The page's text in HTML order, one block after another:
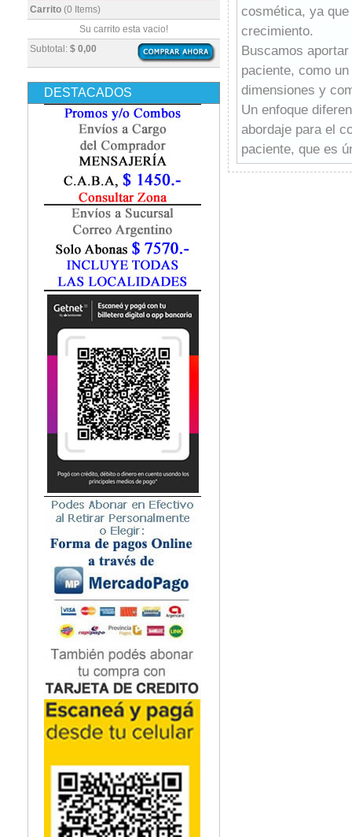
Diagnóstico por Imagen / Radiología
Embriología
Enfermería
Epidemiología
Farmacia / Farmacología
Fisiatría / Kinesiología
Fisiología / Fisiopatología
Fonoaudiología
Gastroenterología
Geriatría
Ginecología / Obstetricia
Hematología
Histología
Homeopatía
Infectología
Inmunología
Instrumentación Quirurgica
Medicina del Deporte / Rehabilitación
Medicina Emergencias / Urgencias
Medicina Forense / Legal
Medicina General
Medicina Interna
Microbiología
Nefrología
Neonatología / Pediatría
Neumología
Neuroanatomía / Neurociencia
Neurocirugía
Neurología
Nutrición
Odontología
Oftalmología
Oncología / Cuidados Paliativos
Ortopedía / Traumatología
Osteopatía
Otorrinolaringología
Podología
Psicología
Psiquiatría
Química
Carrito (0 Items)
Subtotal: $ 0,00
Su carrito esta vacio!
DESTACADOS
cosmética, ya
crecimiento.
Buscamos
paciente, como
dimensiones y
Un enfoque
abordaje para el
paciente, que es